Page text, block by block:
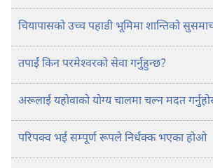
२०००
चियापासको उच्च पहाडी भूमिमा शान्तिको
तपाईं किन परमेश्‍वरको सेवा गर्नुहुन्छ?
अरूलाई यहोवाको योग्य चालमा चल्न मदत
परिपक्व भई सम्पूर्ण रूपले निर्धक्क भएका होओ